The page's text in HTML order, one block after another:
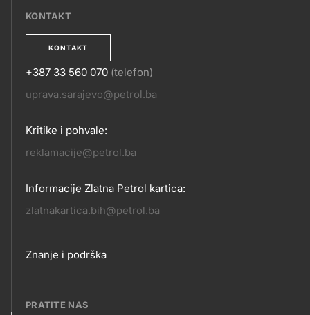
KONTAKT
KONTAKT
KONTAKT
+387 33 560 070 (telefon)
uprava.sarajevo@petrol.ba
Kritike i pohvale:
reklamacije@petrol.ba
Informacije Zlatna Petrol kartica:
zlatnakartica.bih@petrol.ba
Footer
Znanje i podrška
PRATITE NAS